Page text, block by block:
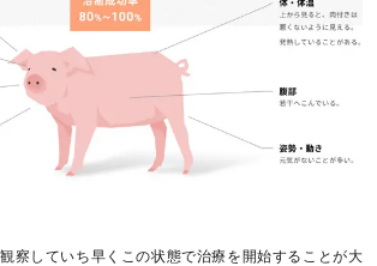
察していち早くこの状態で治療を開始することが大